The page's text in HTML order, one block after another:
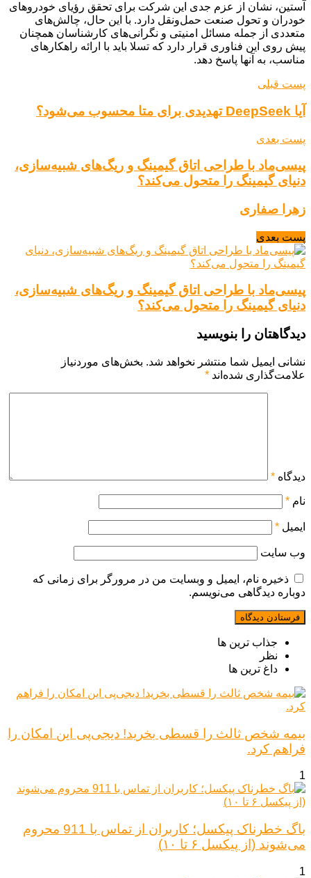
آستین، نشان از عزم جدی این شرکت برای تحقق رؤیای خودروهای
خودران و تحول صنعت حمل‌ونقل دارد. با این حال، چالش‌های
متعددی از جمله مسائل امنیتی و نگرانی‌های کارشناسان همچنان
پیش روی این فناوری قرار دارد که تسلا باید با ارائه راهکارهای
مناسب، به آنها پاسخ دهد.
پست قبلی
آیا DeepSeek تهدیدی برای متا محسوب می‌شود؟
پست بعدی
پیسی‌ماد با طراحی اتاق گیمینگ و ریگ‌های شبیه‌سازی،
دنیای گیمینگ را متحول می‌کند؟
زهرا صفاری
پست بعدی
پیسی‌ماد با طراحی اتاق گیمینگ و ریگ‌های شبیه‌سازی،
دنیای گیمینگ را متحول می‌کند؟
دیدگاهتان را بنویسید
نشانی ایمیل شما منتشر نخواهد شد. بخش‌های موردنیاز
علامت‌گذاری شده‌اند *
دیدگاه *
نام *
ایمیل *
وب‌ سایت
ذخیره نام، ایمیل و وبسایت من در مرورگر برای زمانی که
دوباره دیدگاهی می‌نویسم.
جذاب ترین ها
نظر
داغ ترین ها
بیمه شخص ثالث را قسطی بخرید! دیجی‌پی این امکان را
فراهم کرد.
1
باگ خطرناک پیکسل؛ کاربران از تماس با 911 محروم
می‌شوند (از پیکسل ۶ تا ۱۰)
1